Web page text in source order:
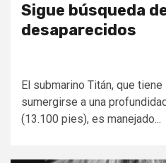
Sigue búsqueda
desaparecidos
El submarino Titán, que
sumergirse a una
(13.100 pies), es manejado...